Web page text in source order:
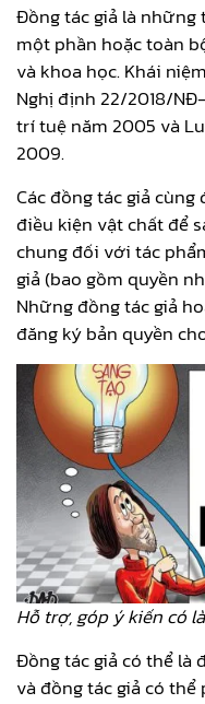
Đồng tác giả là những
một phần hoặc toàn
và khoa học. Khái
Nghị định 22/2018/
trí tuệ năm 2005 và
2009.
Các đồng tác giả
điều kiện vật chất để
chung đối với tác
giả (bao gồm quyền
Những đồng tác giả
đăng ký bản quyền
Hỗ trợ, góp ý kiến có
Đồng tác giả có thể là
và đồng tác giả có thể